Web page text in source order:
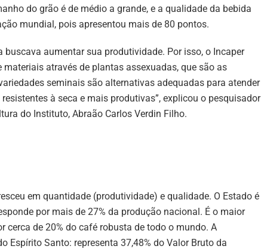
do grão é de médio a grande, e a qualidade da bebida
mundial, pois apresentou mais de 80 pontos.
aumentar sua produtividade. Por isso, o Incaper
através de plantas assexuadas, que são as
seminais são alternativas adequadas para atender
à seca e mais produtivas”, explicou o pesquisador
do Instituto, Abraão Carlos Verdin Filho.
em quantidade (produtividade) e qualidade. O Estado é
por mais de 27% da produção nacional. É o maior
cerca de 20% do café robusta de todo o mundo. A
Espírito Santo: representa 37,48% do Valor Bruto da